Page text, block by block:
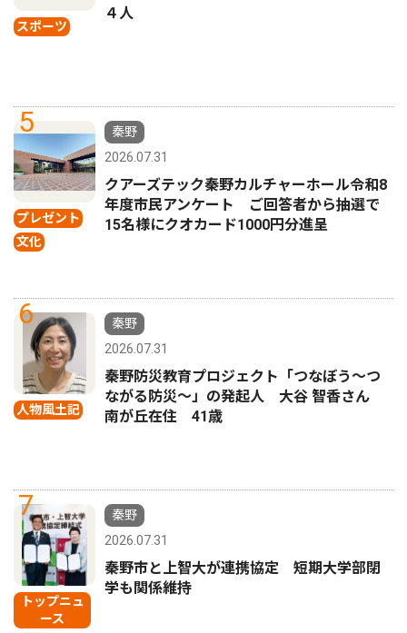
スポーツ
４人
5
プレゼント
文化
秦野
2026.07.31
クアーズテック秦野カルチャーホール令和8
年度市民アンケート ご回答者から抽選で
15名様にクオカード1000円分進呈
6
人物風土記
秦野
2026.07.31
秦野防災教育プロジェクト「つなぼう〜つ
ながる防災〜」の発起人 大谷 智香さん
南が丘在住 41歳
7
トップニュ
ース
秦野
2026.07.31
秦野市と上智大が連携協定 短期大学部閉
学も関係維持